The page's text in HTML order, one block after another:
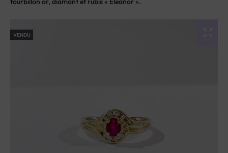
VENDU